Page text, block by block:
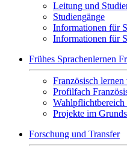
Leitung und
Studiengänge
Informationen für
Informationen für
Frühes Sprachenlernen
Französisch
Profilfach
Wahlpflichtbereich
Projekte im
Forschung und Transfer